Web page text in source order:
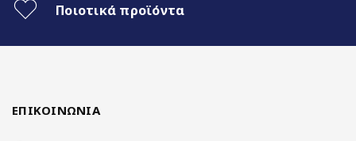
Screen)
Ποιοτικά προϊόντα
ΕΠΙΚΟΙΝΩΝΙΑ